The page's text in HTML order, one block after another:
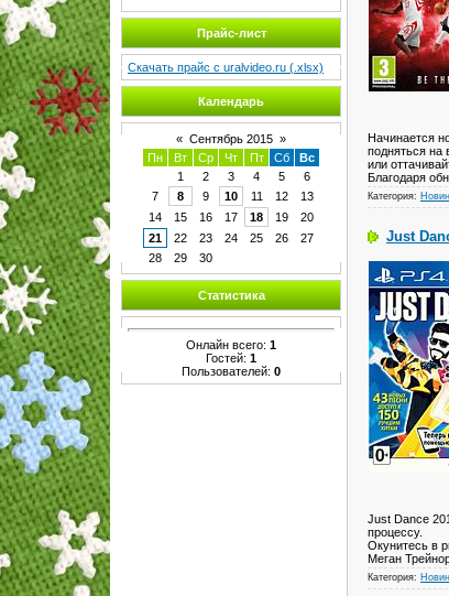
Прайс-лист
Скачать прайс с uralvideo.ru (.xlsx)
Календарь
« Сентябрь 2015 »
Пн
Вт Ср Чт Пт Сб
Вс
1
2 3 4 5
6
7
8 9 10 11 12
13
14
15 16 17 18 19
20
21
22 23 24 25 26
27
28
29 30
Статистика
Онлайн всего: 1
Гостей: 1
Пользователей: 0
Начинается
подняться на
или
Благодаря
Категория:
Just
Just Dance
процессу.
Окунитесь в
Меган
Категория: